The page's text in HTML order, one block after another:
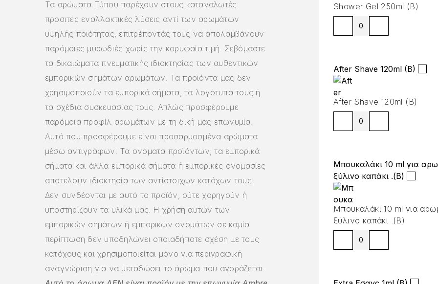
Τα αρώματα Τύπου παρέχουν στους καταναλωτές
προσιτές εναλλακτικές λύσεις αντί των αρωμάτων
υψηλής ποιότητας, επιτρέποντάς τους να απολαμβάνουν
παρόμοιες μυρωδιές χωρίς την κορυφαία τιμή. Σεβόμαστε
τα δικαιώματα πνευματικής ιδιοκτησίας των αυθεντικών
εμπορικών σημάτων αρωμάτων. Τα προϊόντα μας δεν
χρησιμοποιούν τα εμπορικά σήματα, τα λογότυπά τους ή
τα σχέδια συσκευασίας τους. Απλώς προσφέρουμε
παρόμοια προφίλ αρωμάτων με τη δική μας επωνυμία.
Αυτό που προσφέρουμε είναι προσαρμοσμένα αρώματα
μέσω αντιγράφων. Τα ονόματα προϊόντων, τα εμπορικά
σήματα και άλλα εμπορικά σήματα ή εμπορικές ονομασίες
αποτελούν ιδιοκτησία των αντίστοιχων κατόχων τους.
Δεν συνδέονται με αυτό το προϊόν, ούτε χορηγούν ή
υποστηρίζουν τα υλικά μας. Η χρήση αυτών των
εμπορικών σημάτων ή εμπορικών ονομάτων σε καμία
περίπτωση δεν υποδηλώνει οποιαδήποτε σχέση με τους
κατόχους και χρησιμοποιείται μόνο για περιγραφική
αναγνώριση για να μεταδώσει το άρωμα που αγοράζεται.
Shower Gel 250ml (B)
After Shave 120ml (B)
After Shave 120ml (B)
Μπουκαλάκι 10 ml για
ξύλινο καπάκι .(B)
Μπουκαλάκι 10 ml για
ξύλινο καπάκι .(B)